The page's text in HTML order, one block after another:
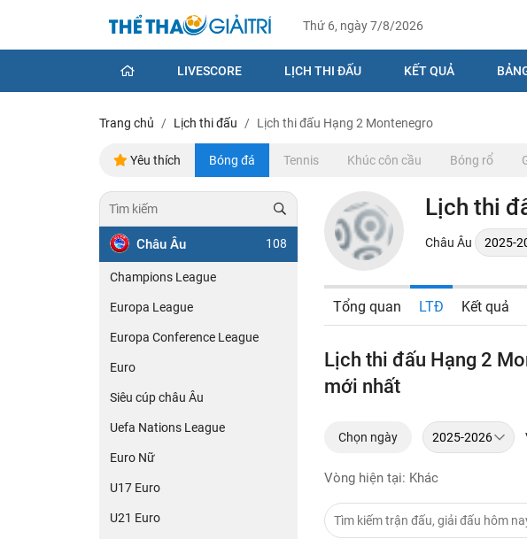
Thứ 6, ngày 7/8/2026
LIVESCORE LỊCH THI ĐẤU KẾT QUẢ
Trang chủ Lịch thi đấu Lịch thi đấu Hạng 2 Montenegro
Yêu thích Bóng đá Tennis Khúc côn cầu Bóng rổ
Châu Âu 108
Champions League
Europa League
Europa Conference League
Euro
Siêu cúp châu Âu
Uefa Nations League
Euro Nữ
U17 Euro
U21 Euro
Lịch thi
Châu Âu
Tổng quan LTĐ Kết quả
Lịch thi đấu Hạng 2
mới nhất
Chọn ngày
Vòng hiện tại: Khác